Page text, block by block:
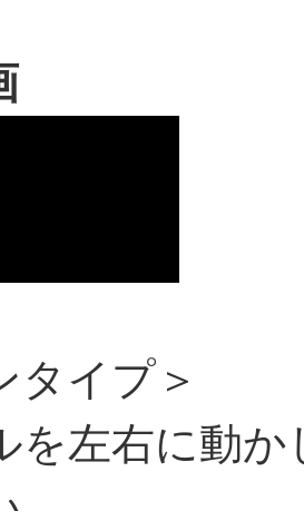
タイプ＞
を左右に動